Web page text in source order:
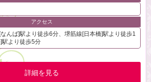
アクセス
んば]駅より徒歩6分、堺筋線[日本橋]駅より徒歩1
駅より徒歩5分
詳細を見る